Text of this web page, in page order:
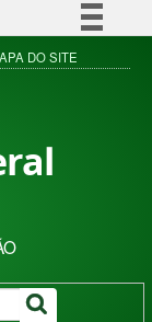
DO SITE